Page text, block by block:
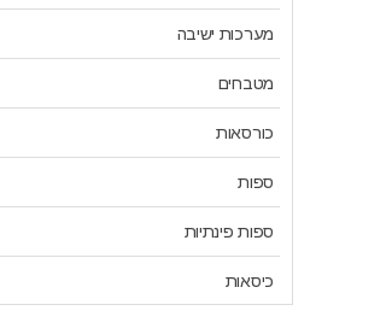
מערכות ישיבה
מטבחים
כורסאות
ספות
ספות פינתיות
כיסאות